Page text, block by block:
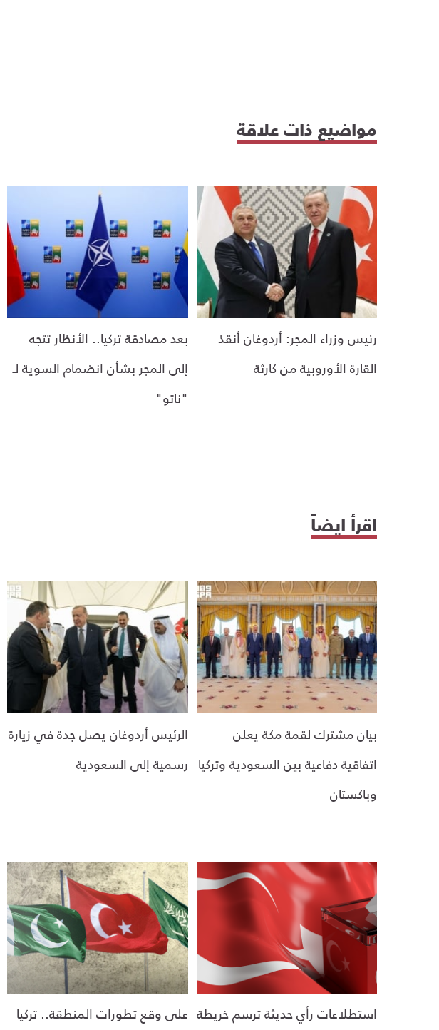
مواضيع ذات علاقة
رئيس وزراء المجر: أردوغان أنقذ
القارة الأوروبية من كارثة
بعد مصادقة تركيا.. الأنظار تتجه
إلى المجر بشأن انضمام السوية لـ
"ناتو"
اقرأ ايضاً
بيان مشترك لقمة مكة يعلن
اتفاقية دفاعية بين السعودية وتركيا
وباكستان
الرئيس أردوغان يصل جدة في زيارة
رسمية إلى السعودية
استطلاعات رأي حديثة ترسم خريطة على وقع تطورات المنطقة.. تركيا